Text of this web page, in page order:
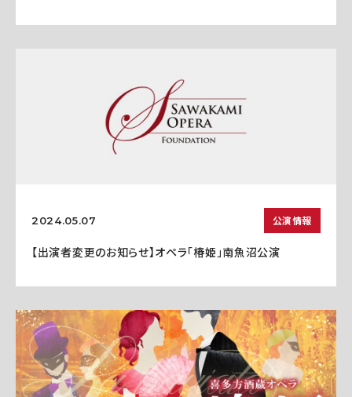
2024.05.07 公演情報
【出演者変更のお知らせ】オペラ「椿姫」南魚沼公演